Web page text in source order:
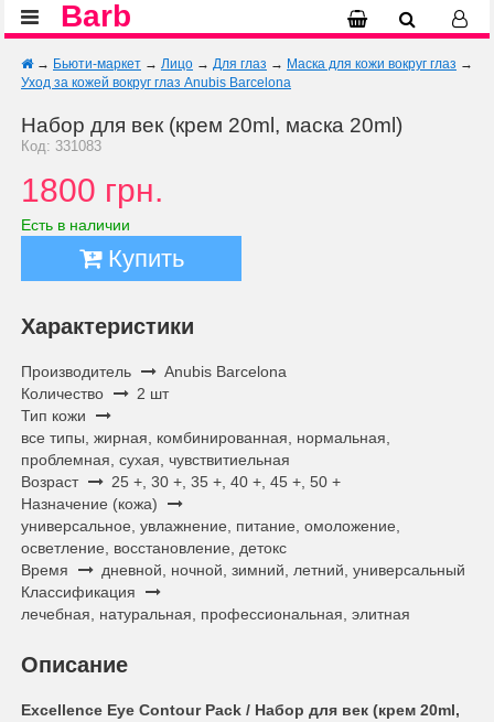
Barb
→ Бьюти-маркет → Лицо → Для глаз → Маска для кожи вокруг глаз →
Уход за кожей вокруг глаз Anubis Barcelona
Набор для век (крем 20ml, маска 20ml)
Код: 331083
1800 грн.
Есть в наличии
Купить
Характеристики
Производитель
Anubis Barcelona
Количество
2 шт
Тип кожи
все типы, жирная, комбинированная, нормальная,
проблемная, сухая, чувствитиельная
Возраст
25 +, 30 +, 35 +, 40 +, 45 +, 50 +
Назначение (кожа)
универсальное, увлажнение, питание, омоложение,
осветление, восстановление, детокс
Время
дневной, ночной, зимний, летний, универсальный
Классификация
лечебная, натуральная, профессиональная, элитная
Описание
Excellence Eye Contour Pack / Набор для век (крем 20ml,